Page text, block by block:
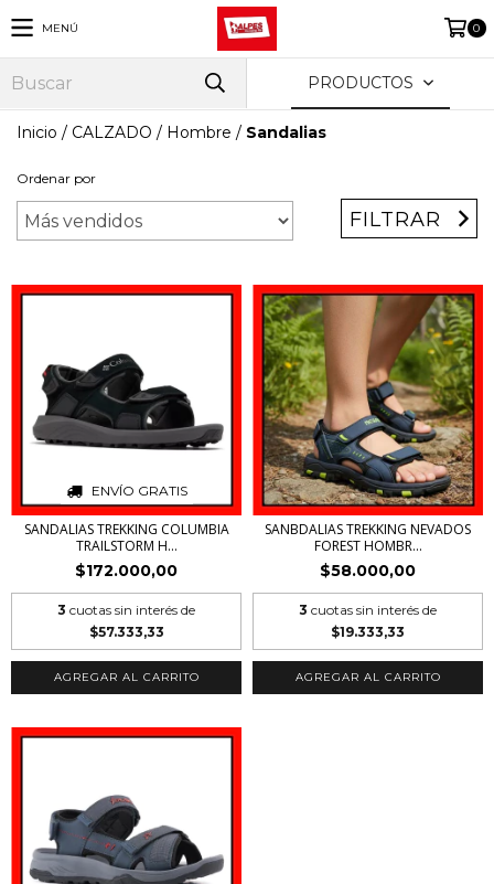
MENÚ 0
PRODUCTOS
Inicio / CALZADO / Hombre / Sandalias
Ordenar por
FILTRAR
ENVÍO GRATIS
SANDALIAS TREKKING COLUMBIA
TRAILSTORM H...
$172.000,00
3 cuotas sin interés de
$57.333,33
AGREGAR AL CARRITO
SANBDALIAS TREKKING NEVADOS
FOREST HOMBR...
$58.000,00
3 cuotas sin interés de
$19.333,33
AGREGAR AL CARRITO